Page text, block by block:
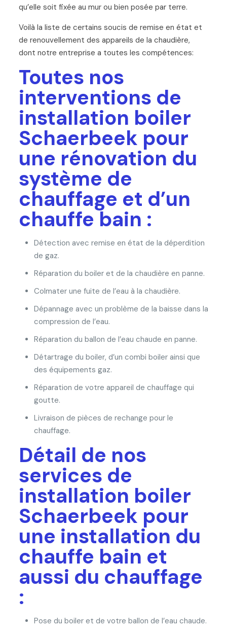
qu’elle soit fixée au mur ou bien posée par terre.
Voilà la liste de certains soucis de remise en état et
de renouvellement des appareils de la chaudière,
dont notre entreprise a toutes les compétences:
Toutes nos
interventions de
installation boiler
Schaerbeek pour
une rénovation du
système de
chauffage et d’un
chauffe bain :
Détection avec remise en état de la déperdition
de gaz.
Réparation du boiler et de la chaudière en panne.
Colmater une fuite de l’eau à la chaudière.
Dépannage avec un problème de la baisse dans la
compression de l’eau.
Réparation du ballon de l’eau chaude en panne.
Détartrage du boiler, d’un combi boiler ainsi que
des équipements gaz.
Réparation de votre appareil de chauffage qui
goutte.
Livraison de pièces de rechange pour le
chauffage.
Détail de nos
services de
installation boiler
Schaerbeek pour
une installation du
chauffe bain et
aussi du chauffage
:
Pose du boiler et de votre ballon de l’eau chaude.